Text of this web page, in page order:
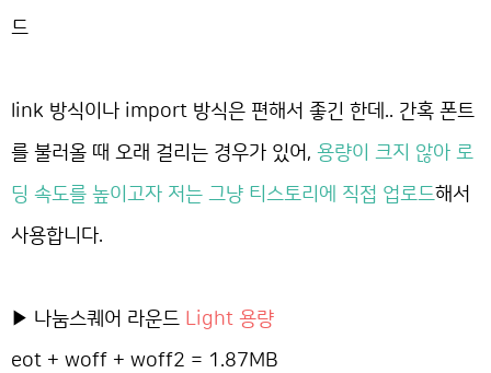
드
link 방식이나 import 방식은 편해서 좋긴 한데.. 간혹 폰트
를 불러올 때 오래 걸리는 경우가 있어, 용량이 크지 않아 로
딩 속도를 높이고자 저는 그냥 티스토리에 직접 업로드해서
사용합니다.
▶ 나눔스퀘어 라운드 Light 용량
eot + woff + woff2 = 1.87MB